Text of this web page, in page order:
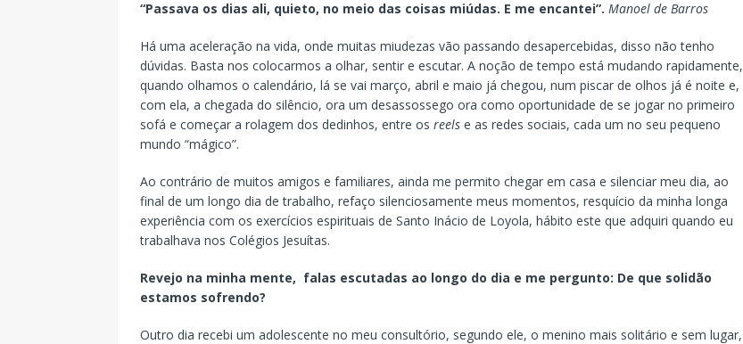
“Passava os dias ali, quieto, no meio das coisas miúdas. E me encantei”. Manoel de Barros
Há uma aceleração na vida, onde muitas miudezas vão passando desapercebidas, disso não tenho
dúvidas. Basta nos colocarmos a olhar, sentir e escutar. A noção de tempo está mudando rapidamente,
quando olhamos o calendário, lá se vai março, abril e maio já chegou, num piscar de olhos já é noite e,
com ela, a chegada do silêncio, ora um desassossego ora como oportunidade de se jogar no primeiro
sofá e começar a rolagem dos dedinhos, entre os reels e as redes sociais, cada um no seu pequeno
mundo “mágico”.
Ao contrário de muitos amigos e familiares, ainda me permito chegar em casa e silenciar meu dia, ao
final de um longo dia de trabalho, refaço silenciosamente meus momentos, resquício da minha longa
experiência com os exercícios espirituais de Santo Inácio de Loyola, hábito este que adquiri quando eu
trabalhava nos Colégios Jesuítas.
Revejo na minha mente, falas escutadas ao longo do dia e me pergunto: De que solidão
estamos sofrendo?
Outro dia recebi um adolescente no meu consultório, segundo ele, o menino mais solitário e sem lugar,